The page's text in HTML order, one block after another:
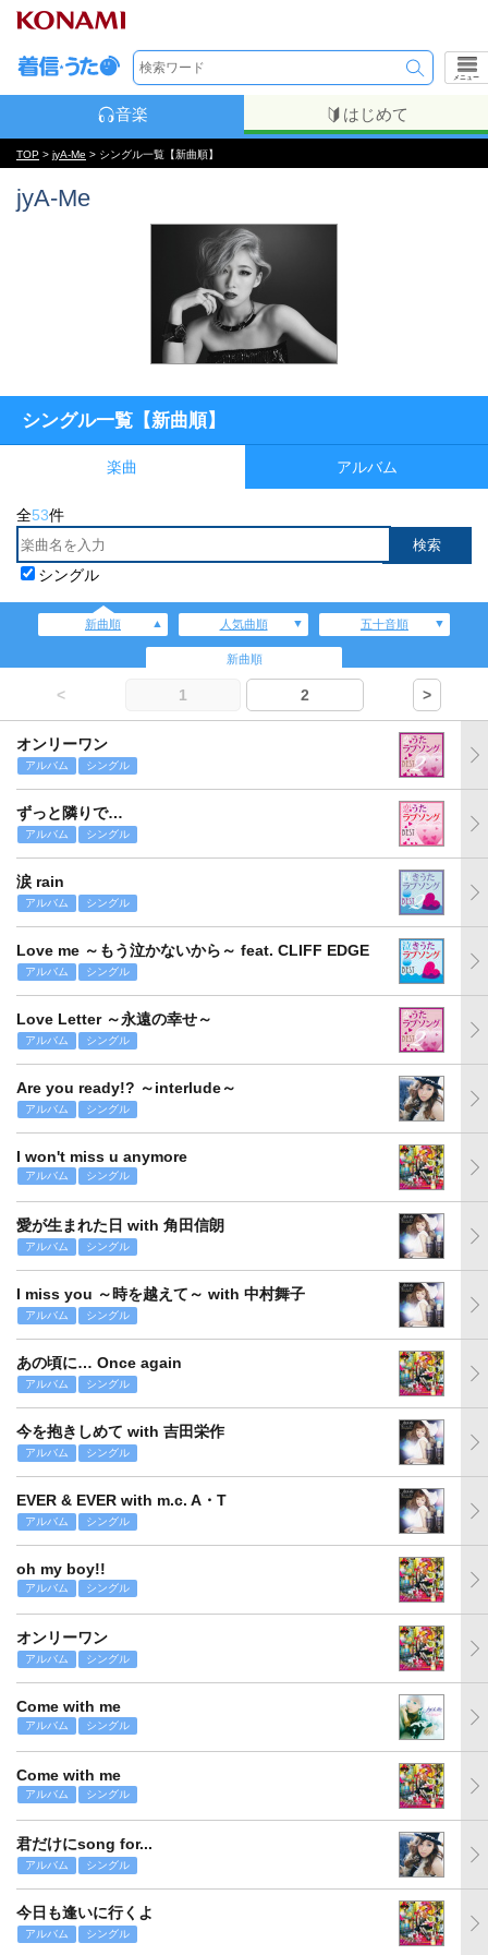
メニュー
音楽 はじめて
TOP > jyA-Me > シングル一覧【新曲順】
jyA-Me
シングル一覧【新曲順】
楽曲 アルバム
全53件
シングル
新曲順 人気曲順 五十音順
新曲順
< 1 2 >
オンリーワン
アルバム シングル
ずっと隣りで…
アルバム シングル
涙 rain
アルバム シングル
Love me ～もう泣かないから～ feat. CLIFF EDGE
アルバム シングル
Love Letter ～永遠の幸せ～
アルバム シングル
Are you ready!? ～interlude～
アルバム シングル
I won't miss u anymore
アルバム シングル
愛が生まれた日 with 角田信朗
アルバム シングル
I miss you ～時を越えて～ with 中村舞子
アルバム シングル
あの頃に… Once again
アルバム シングル
今を抱きしめて with 吉田栄作
アルバム シングル
EVER & EVER with m.c. A・T
アルバム シングル
oh my boy!!
アルバム シングル
オンリーワン
アルバム シングル
Come with me
アルバム シングル
Come with me
アルバム シングル
君だけにsong for...
アルバム シングル
今日も逢いに行くよ
アルバム シングル